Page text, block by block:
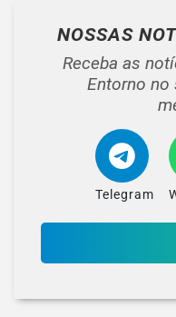
NOSSAS
Receba as
Entorno no
Telegram